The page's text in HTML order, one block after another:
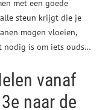
met een goede
steun krijgt die je
mogen vloeien,
nodig is om iets ouds…
vanaf
naar de